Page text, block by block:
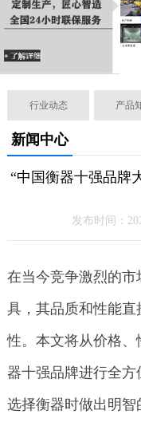
行业动态 产品
新闻中心
“中国衡器十强品牌
发布时间：
在当今竞争激烈的
具，其品质和性能
性。本文将从价格
器十强品牌进行全
选择衡器时做出明智